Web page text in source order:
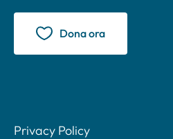
Dona ora
Privacy Policy